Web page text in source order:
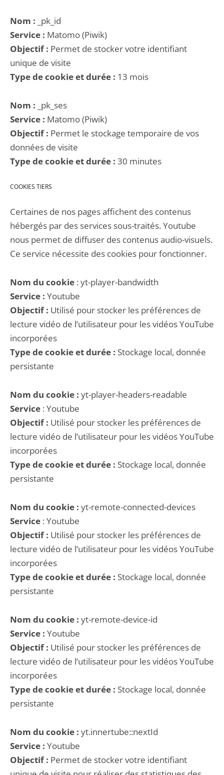
Nom : _pk_id
Service : Matomo (Piwik)
Objectif : Permet de stocker votre identifiant
unique de visite
Type de cookie et durée : 13 mois
Nom : _pk_ses
Service : Matomo (Piwik)
Objectif : Permet le stockage temporaire de vos
données de visite
Type de cookie et durée : 30 minutes
COOKIES TIERS
Certaines de nos pages affichent des contenus
hébergés par des services sous-traités. Youtube
nous permet de diffuser des contenus audio-visuels.
Ce service nécessite des cookies pour fonctionner.
Nom du cookie : yt-player-bandwidth
Service : Youtube
Objectif : Utilisé pour stocker les préférences de
lecture vidéo de l’utilisateur pour les vidéos YouTube
incorporées
Type de cookie et durée : Stockage local, donnée
persistante
Nom du cookie : yt-player-headers-readable
Service : Youtube
Objectif : Utilisé pour stocker les préférences de
lecture vidéo de l’utilisateur pour les vidéos YouTube
incorporées
Type de cookie et durée : Stockage local, donnée
persistante
Nom du cookie : yt-remote-connected-devices
Service : Youtube
Objectif : Utilisé pour stocker les préférences de
lecture vidéo de l’utilisateur pour les vidéos YouTube
incorporées
Type de cookie et durée : Stockage local, donnée
persistante
Nom du cookie : yt-remote-device-id
Service : Youtube
Objectif : Utilisé pour stocker les préférences de
lecture vidéo de l’utilisateur pour les vidéos YouTube
incorporées
Type de cookie et durée : Stockage local, donnée
persistante
Nom du cookie : yt.innertube::nextId
Service : Youtube
Objectif : Permet de stocker votre identifiant